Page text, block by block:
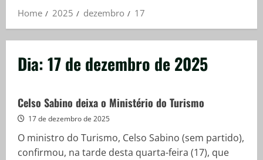
Home
2025 dezembro 17
Dia:17 de dezembro de 2025
Celso Sabino deixa o Ministério do Turismo
17 de dezembro de 2025
O ministro do Turismo, Celso Sabino (sem partido),
confirmou, na tarde desta quarta-feira (17), que